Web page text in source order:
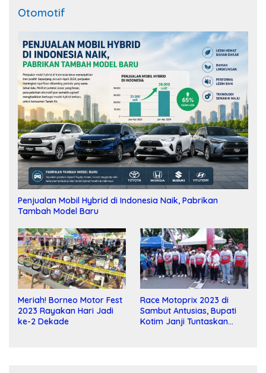
Otomotif
Penjualan Mobil Hybrid di Indonesia Naik, Pabrikan
Tambah Model Baru
Meriah! Borneo Motor Fest
2023 Rayakan Hari Jadi
ke-2 Dekade
Race Motoprix 2023 di
Sambut Antusias, Bupati
Kotim Janji Tuntaskan